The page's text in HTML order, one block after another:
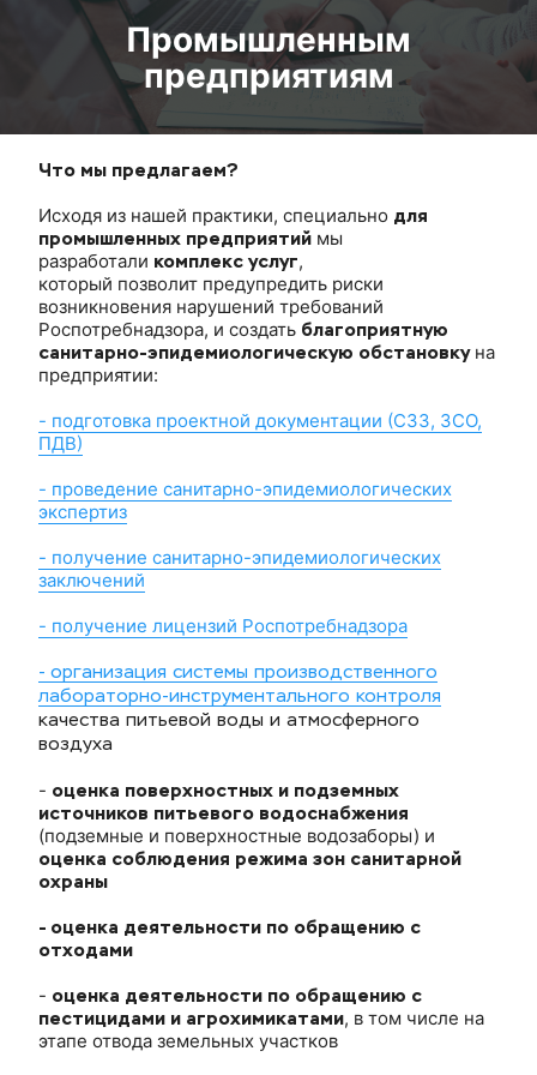
Промышленным
предприятиям
Что мы предлагаем?
Исходя из нашей практики, специально для
промышленных предприятий мы
разработали комплекс услуг,
который позволит предупредить риски
возникновения нарушений требований
Роспотребнадзора, и создать благоприятную
санитарно-эпидемиологическую обстановкуна
предприятии:
- подготовка проектной документации (СЗЗ, ЗСО,
ПДВ)
- проведение санитарно-эпидемиологических
экспертиз
- получение санитарно-эпидемиологических
заключений
- получение лицензий Роспотребнадзора
- организация системы производственного
лабораторно-инструментального контроля
качества питьевой воды и атмосферного
воздуха
- оценка поверхностных и подземных
источников питьевого водоснабжения
(подземные и поверхностные водозаборы) и
оценка соблюдения режима зон санитарной
охраны
- оценка деятельности по обращению с
отходами
- оценка деятельности по обращению с
пестицидами и агрохимикатами, в том числе на
этапе отвода земельных участков